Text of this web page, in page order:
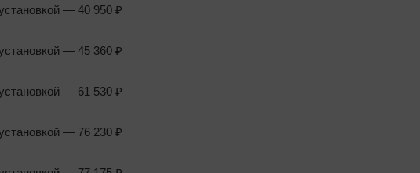
— 40 950 ₽
— 45 360 ₽
— 61 530 ₽
— 76 230 ₽